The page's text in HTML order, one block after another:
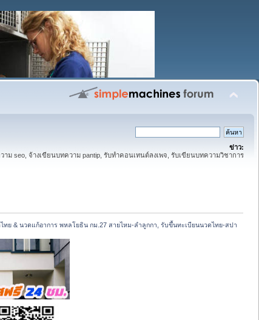
ข่าว:
ม seo, จ้างเขียนบทความ pantip, รับทำคอนเทนต์ลงเพจ, รับเขียนบทความวิชาการ
ทย & นวดแก้อาการ พหลโยธิน กม.27 สายไหม-ลำลูกกา, รับขึ้นทะเบียนนวดไทย-สปา